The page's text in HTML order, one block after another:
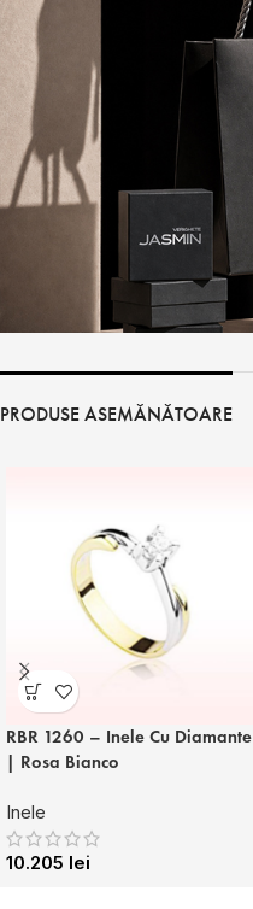
PRODUSE ASEMĂNĂTOARE
RBR 1260 – Inele Cu Diamante
| Rosa Bianco
Inele
10.205 lei